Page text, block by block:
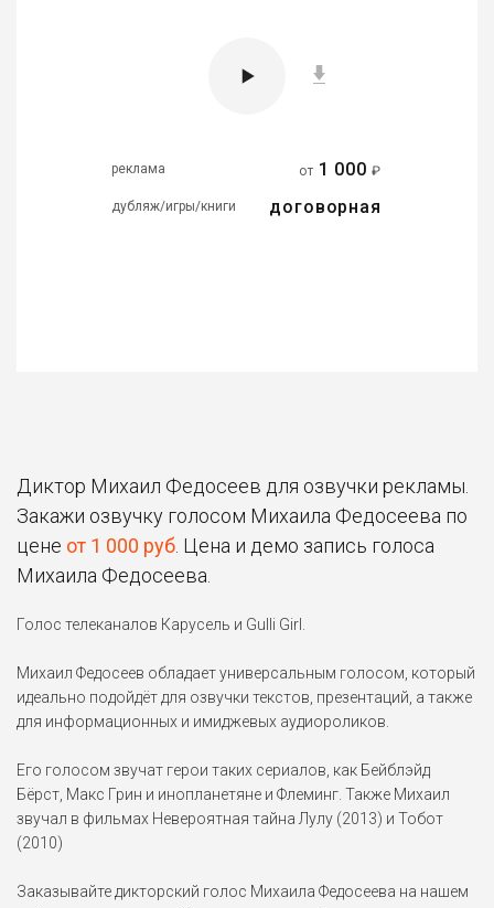
реклама от 1 000 ₽
дубляж/игры/книги договорная
Диктор Михаил Федосеев для озвучки рекламы.
Закажи озвучку голосом Михаила Федосеева по
цене от 1 000 руб . Цена и демо запись голоса
Михаила Федосеева.
Голос телеканалов Карусель и Gulli Girl.
Михаил Федосеев обладает универсальным голосом, который
идеально подойдёт для озвучки текстов, презентаций, а также
для информационных и имиджевых аудиороликов.
Его голосом звучат герои таких сериалов, как Бейблэйд
Бёрст, Макс Грин и инопланетяне и Флеминг. Также Михаил
звучал в фильмах Невероятная тайна Лулу (2013) и Тобот
(2010)
Заказывайте дикторский голос Михаила Федосеева на нашем